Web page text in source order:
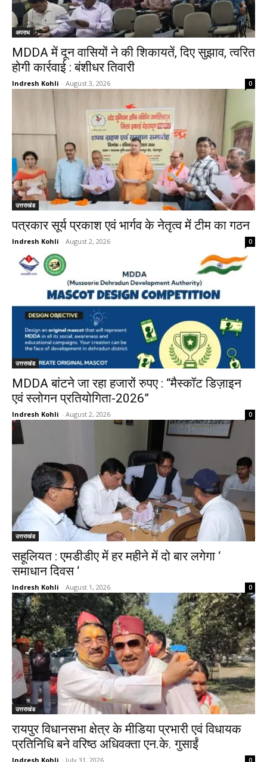
अपराध
MDDA में दून वासियों ने की शिकायतें, दिए सुझाव, त्वरित
होगी कार्रवाई : बंशीधर तिवारी
Indresh Kohli - August 3, 2026 0
उत्तराखंड
पत्रकार सूर्य प्रकाश एवं भार्गव के नेतृत्व में टीम का गठन
Indresh Kohli - August 2, 2026 0
उत्तराखंड
MDDA बांटने जा रहा हजारों रुपए : “मैस्कॉट डिज़ाइन
एवं स्लोगन प्रतियोगिता-2026”
Indresh Kohli - August 2, 2026 0
उत्तराखंड
सहूलियत : एमडीडीए में हर महीने में दो बार लगेगा ‘
समाधान दिवस ‘
Indresh Kohli - August 1, 2026 0
उत्तराखंड
रायपुर विधानसभा क्षेत्र के मीडिया प्रभारी एवं विधायक
प्रतिनिधि बने वरिष्ठ अधिवक्ता एन.के. गुसाईं
Indresh Kohli - July 31, 2026 0